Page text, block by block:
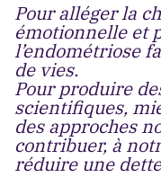
Pour alléger la
émotionnelle et
l’endométriose
de vies.
Pour produire
scientifiques,
des approches
contribuer, à
réduire une